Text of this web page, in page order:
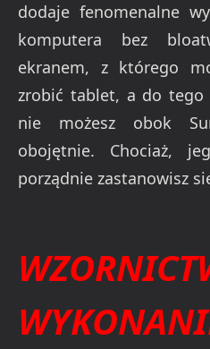
dodaje fenomenalne
komputera bez
ekranem, z którego
zrobić tablet, a do tego
nie możesz obok
obojętnie. Chociaż,
porządnie zastanowisz